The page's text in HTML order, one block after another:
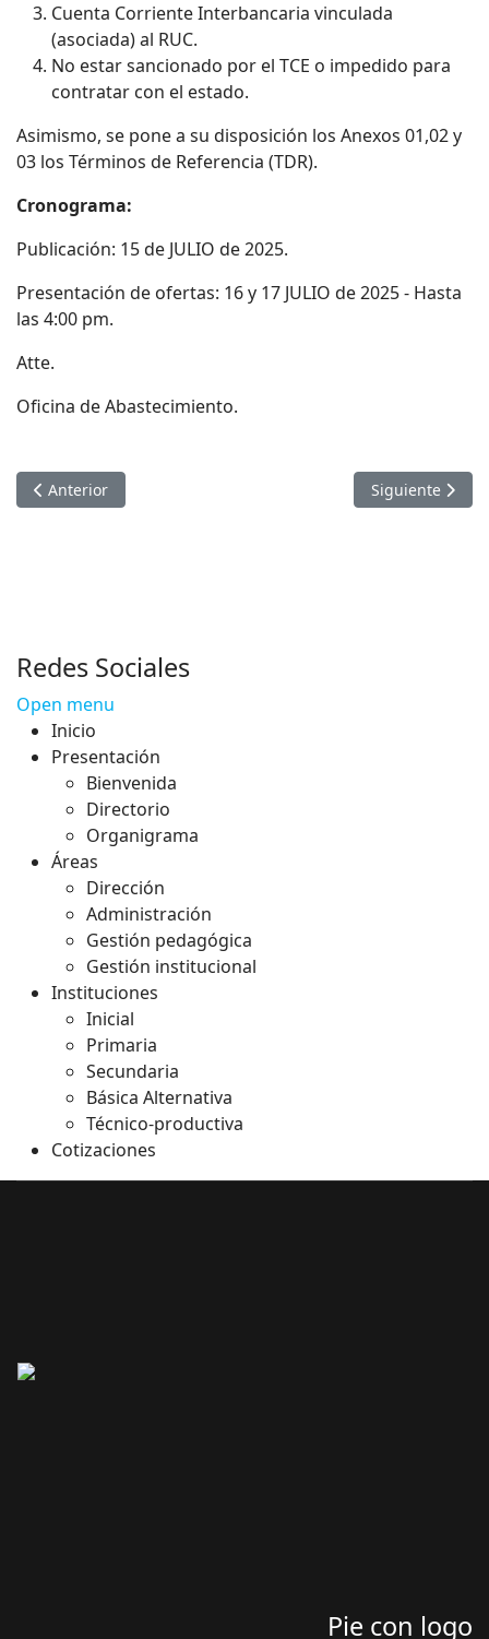
Cuenta Corriente Interbancaria vinculada
(asociada) al RUC.
No estar sancionado por el TCE o impedido para
contratar con el estado.
Asimismo, se pone a su disposición los Anexos 01,02 y
03 los Términos de Referencia (TDR).
Cronograma:
Publicación: 15 de JULIO de 2025.
Presentación de ofertas: 16 y 17 JULIO de 2025 - Hasta
las 4:00 pm.
Atte.
Oficina de Abastecimiento.
Artículo anterior: COMUNICADO NRO 11-2025 -
Anterior Artículo
Siguiente
Redes Sociales
Open menu
Inicio
Presentación
Bienvenida
Directorio
Organigrama
Áreas
Dirección
Administración
Gestión pedagógica
Gestión institucional
Instituciones
Inicial
Primaria
Secundaria
Básica Alternativa
Técnico-productiva
Cotizaciones
Pie con logo